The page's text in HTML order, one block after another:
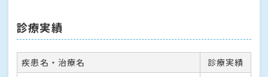
診療実績
疾患名・治療名
診療実績